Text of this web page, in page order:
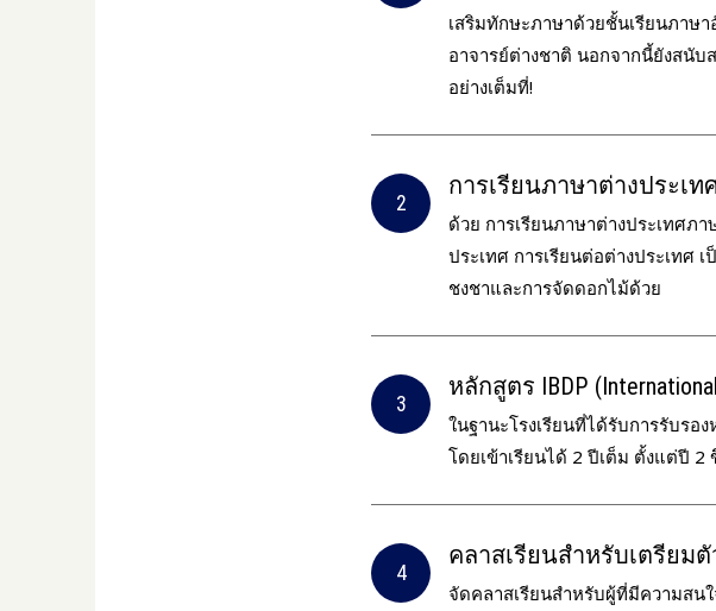
เสริมทักษะภาษาด้วยชั้นเรียนภาษ
อาจารย์ต่างชาติ นอกจากนี้ยังสนับ
อย่างเต็มที่!
การเรียนภาษาต่างประเ
ด้วย การเรียนภาษาต่างประเทศภ
ประเทศ การเรียนต่อต่างประเทศ
ชงชาและการจัดดอกไม้ด้วย
หลักสูตร IBDP
ในฐานะโรงเรียนที่ได้รับการรับร
โดยเข้าเรียนได้ 2 ปีเต็ม ตั้งแต่ปี 2
คลาสเรียนสำหรับเตรียม
จัดคลาสเรียนสำหรับผู้ที่มีความสน